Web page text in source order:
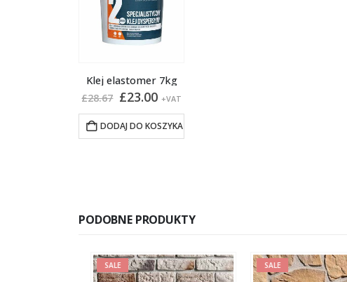
Klej elastomer 7kg
£28.67 Pierwotna
wynosiła:
£28.67.
£23.00Aktualna
wynosi:
£23.00.
+VAT
DODAJ DO KOSZYKA
PODOBNE PRODUKTY
SALE SALE